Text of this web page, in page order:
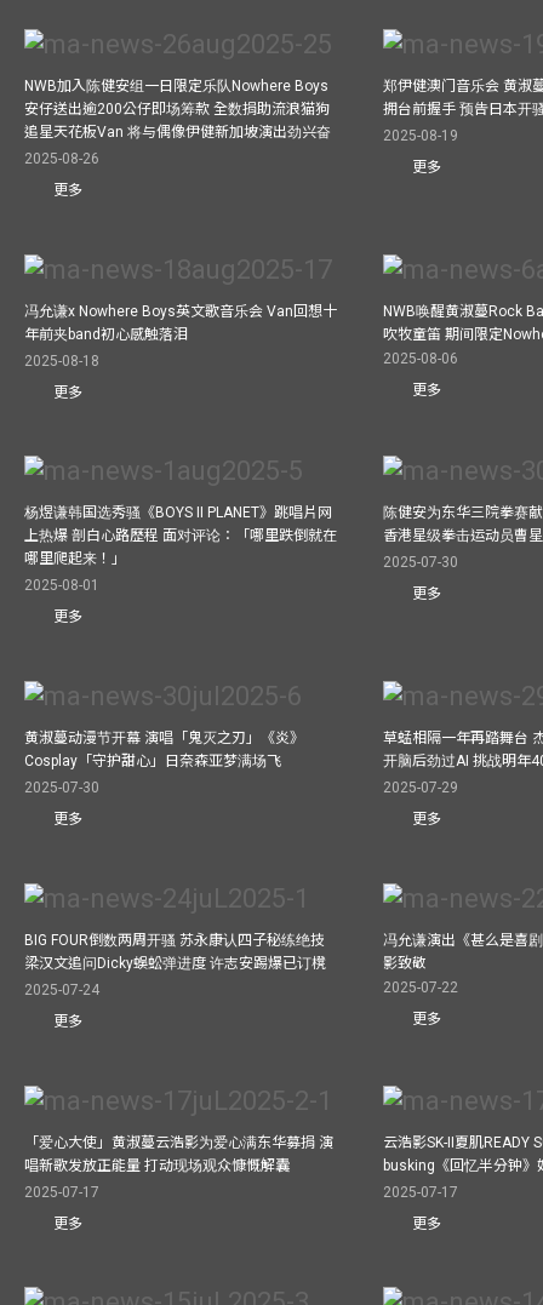
NWB加入陈健安组一日限定乐队Nowhere Boys
安仔送出逾200公仔即场筹款 全数捐助流浪猫狗
追星天花板Van 将与偶像伊健新加坡演出劲兴奋
2025-08-26
更多
郑伊健澳门音乐会 黄淑
拥台前握手 预告日本开
2025-08-19
更多
冯允谦x Nowhere Boys英文歌音乐会 Van回想十
年前夹band初心感触落泪
2025-08-18
更多
NWB唤醒黄淑蔓Rock
吹牧童笛 期间限定
2025-08-06
更多
杨煜谦韩国选秀骚《BOYS II PLANET》跳唱片网
上热爆 剖白心路歷程 面对评论：「哪里跌倒就在
哪里爬起来！」
2025-08-01
更多
陈健安为东华三院拳赛
香港星级拳击运动员曹
2025-07-30
更多
黄淑蔓动漫节开幕 演唱「鬼灭之刃」《炎》
Cosplay「守护甜心」日奈森亚梦满场飞
2025-07-30
更多
草蜢相隔一年再踏舞台
开脑后劲过AI 挑战明年
2025-07-29
更多
BIG FOUR倒数两周开骚 苏永康认四子秘练绝技
梁汉文追问Dicky蜈蚣弹进度 许志安踢爆已订櫈
2025-07-24
更多
冯允谦演出《甚么是喜
影致敬
2025-07-22
更多
「爱心大使」黄淑蔓云浩影为爱心满东华募捐 演
唱新歌发放正能量 打动现场观众慷慨解囊
2025-07-17
更多
云浩影SK-II夏肌READY
busking《回忆半分钟》
2025-07-17
更多